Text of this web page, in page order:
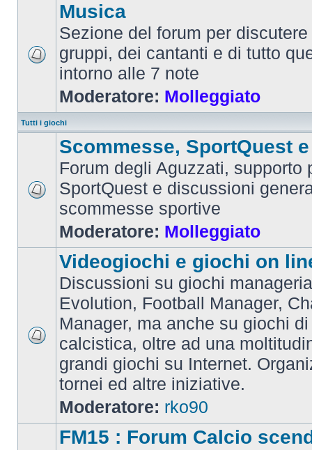
Musica
Sezione del forum per
gruppi, dei cantanti e di tutto
intorno alle 7 note
Moderatore: Molleggiato
Tutti i giochi
Scommesse, SportQuest
Forum degli Aguzzati, supporto
SportQuest e discussioni
scommesse sportive
Moderatore: Molleggiato
Videogiochi e giochi on
Discussioni su giochi
Evolution, Football Manager,
Manager, ma anche su giochi
calcistica, oltre ad una
grandi giochi su Internet.
tornei ed altre iniziative.
Moderatore: rko90
FM15 : Forum Calcio